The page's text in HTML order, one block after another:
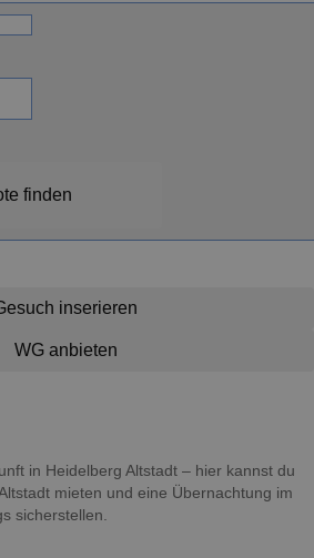
finden
inserieren
WG anbieten
in Heidelberg Altstadt – hier kannst du
mieten und eine Übernachtung im
sicherstellen.